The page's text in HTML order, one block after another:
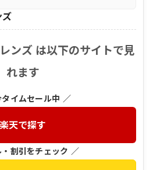
ズ
ンズ は以下のサイトで見
れます
イムセール中 ／
楽天で探す
割引をチェック ／